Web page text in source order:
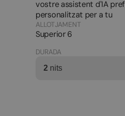
vostre assistent d'IA
personalitzat per a tu
ALLOTJAMENT
Superior 6
DURADA
2 nits